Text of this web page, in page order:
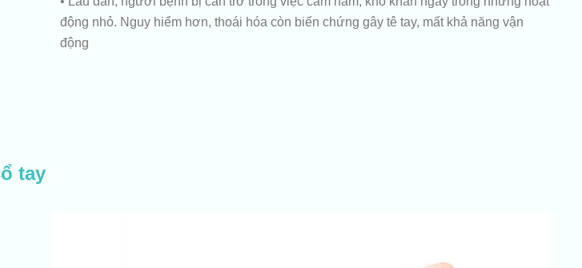
động nhỏ. Nguy hiểm hơn, thoái hóa còn biến chứng gây tê tay, mất khả năng vận
động
tay